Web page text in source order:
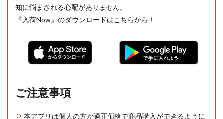
知に悩まされる心配がありません。
『入荷Now』のダウンロードはこちらから！
ご注意事項
本アプリは個人の方が適正価格で商品購入ができるように